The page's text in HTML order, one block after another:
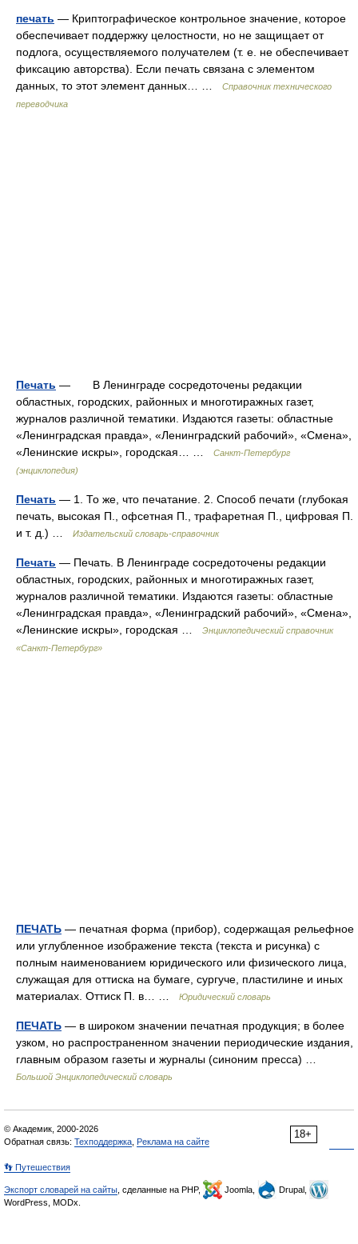
печать — Криптографическое контрольное значение, которое
обеспечивает поддержку целостности, но не защищает от
подлога, осуществляемого получателем (т. е. не обеспечивает
фиксацию авторства). Если печать связана с элементом
данных, то этот элемент данных… …
Справочник технического
переводчика
Печать — В Ленинграде сосредоточены редакции
областных, городских, районных и многотиражных газет,
журналов различной тематики. Издаются газеты: областные
«Ленинградская правда», «Ленинградский рабочий», «Смена»,
«Ленинские искры», городская… …
Санкт-Петербург
(энциклопедия)
Печать — 1. То же, что печатание. 2. Способ печати (глубокая
печать, высокая П., офсетная П., трафаретная П., цифровая П.
и т. д.) …
Издательский словарь-справочник
Печать — Печать. В Ленинграде сосредоточены редакции
областных, городских, районных и многотиражных газет,
журналов различной тематики. Издаются газеты: областные
«Ленинградская правда», «Ленинградский рабочий», «Смена»,
«Ленинские искры», городская …
Энциклопедический справочник
«Санкт-Петербург»
ПЕЧАТЬ — печатная форма (прибор), содержащая рельефное
или углубленное изображение текста (текста и рисунка) с
полным наименованием юридического или физического лица,
служащая для оттиска на бумаге, сургуче, пластилине и иных
материалах. Оттиск П. в… …
Юридический словарь
ПЕЧАТЬ — в широком значении печатная продукция; в более
узком, но распространенном значении периодические издания,
главным образом газеты и журналы (синоним пресса) …
Большой Энциклопедический словарь
18+
© Академик, 2000-2026
Обратная связь: Техподдержка Реклама на сайте
👣 Путешествия
Экспорт словарей на сайты , сделанные на PHP, Joomla,
Drupal,
WordPress, MODx.